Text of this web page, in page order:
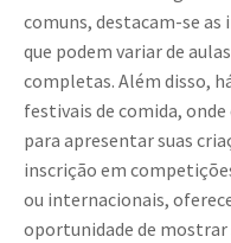
comuns, destacam-se as
que podem variar de
completas. Além disso,
festivais de comida,
para apresentar suas
inscrição em
ou internacionais,
oportunidade de mostrar